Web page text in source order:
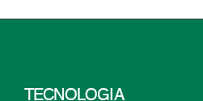
TECNOLOGÍA